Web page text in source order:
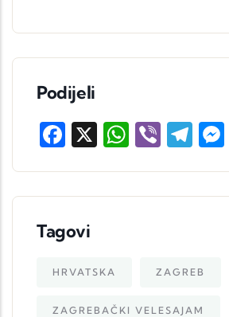
Podijeli
Facebook
X Viber
Tagovi
HRVATSKA ZAGREB
ZAGREBAČKI VELESAJAM